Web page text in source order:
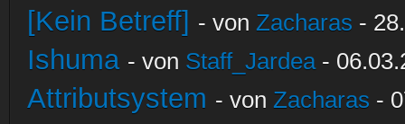
[Kein Betreff] - von Zacharas -
Ishuma - von Staff_Jardea-
Attributsystem - von Zacharas -